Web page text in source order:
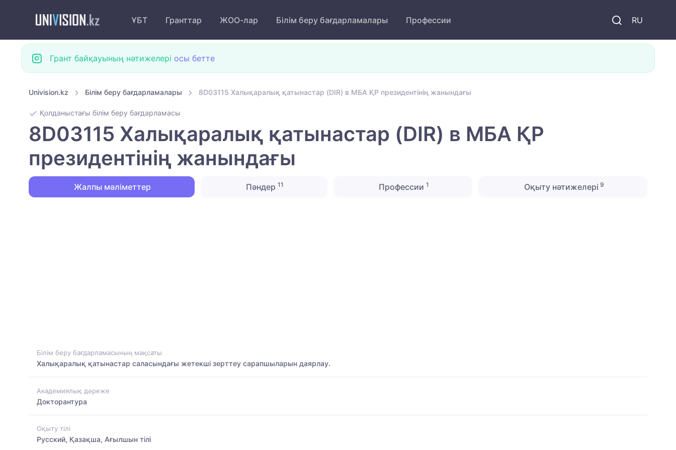
RU
ҰБТ Гранттар ЖОО-лар Білім беру бағдарламалары Профессии
Грант байқауының нәтижелері осы бетте
Univision.kz Білім беру бағдарламалары 8D03115 Халықаралық қатынастар (DIR) в МБА ҚР президентінің жанындағы
Қолданыстағы білім беру бағдарламасы
8D03115 Халықаралық қатынастар (DIR) в МБА ҚР
президентінің жанындағы
Жалпы мәліметтер Пәндер11 Профессии 1 Оқыту нәтижелері 9
Білім беру бағдарламасының мақсаты
Халықаралық қатынастар саласындағы жетекші зерттеу сарапшыларын даярлау.
Академиялық дәреже
Докторантура
Оқыту тілі
Русский, Қазақша, Ағылшын тілі